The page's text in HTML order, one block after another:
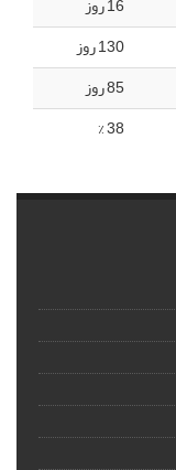
16 روز
130 روز
85 روز
38 %